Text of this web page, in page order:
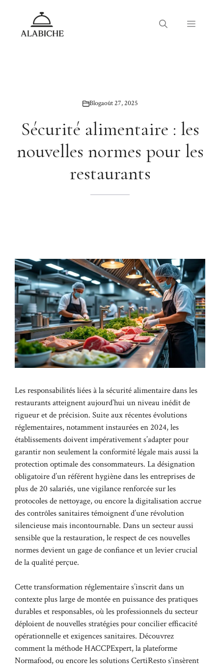
contenu
Menu
Blogaoût 27, 2025
Sécurité alimentaire : les
nouvelles normes pour les
restaurants
Les responsabilités liées à la sécurité alimentaire dans les
restaurants atteignent aujourd’hui un niveau inédit de
rigueur et de précision. Suite aux récentes évolutions
réglementaires, notamment instaurées en 2024, les
établissements doivent impérativement s’adapter pour
garantir non seulement la conformité légale mais aussi la
protection optimale des consommateurs. La désignation
obligatoire d’un référent hygiène dans les entreprises de
plus de 20 salariés, une vigilance renforcée sur les
protocoles de nettoyage, ou encore la digitalisation accrue
des contrôles sanitaires témoignent d’une révolution
silencieuse mais incontournable. Dans un secteur aussi
sensible que la restauration, le respect de ces nouvelles
normes devient un gage de confiance et un levier crucial
de la qualité perçue.
Cette transformation réglementaire s’inscrit dans un
contexte plus large de montée en puissance des pratiques
durables et responsables, où les professionnels du secteur
déploient de nouvelles stratégies pour concilier efficacité
opérationnelle et exigences sanitaires. Découvrez
comment la méthode HACCPExpert, la plateforme
Normafood, ou encore les solutions CertiResto s’insèrent